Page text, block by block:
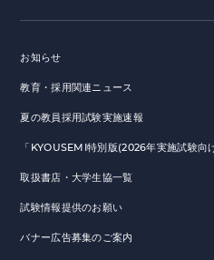
お知らせ
教育・採用関連ニュース
夏の教員採用試験実施速報
「KYOUSEMI特別版(2026年実施試験向
取扱書店・大学生協一覧
試験情報提供のお願い
バナー広告募集のご案内